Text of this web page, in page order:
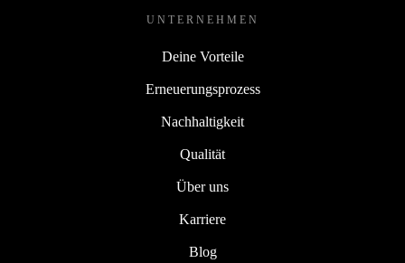
UNTERNEHMEN
Deine Vorteile
Erneuerungsprozess
Nachhaltigkeit
Qualität
Über uns
Karriere
Blog